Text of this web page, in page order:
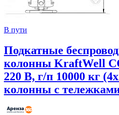
В пути
Подкатные
колонны KraftWell
220 В, г/п 10000 кг
колонны с